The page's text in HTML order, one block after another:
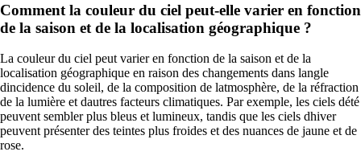
Comment la couleur du ciel peut-elle varier en fonction
de la saison et de la localisation géographique ?
La couleur du ciel peut varier en fonction de la saison et de la
localisation géographique en raison des changements dans langle
dincidence du soleil, de la composition de latmosphère, de la réfraction
de la lumière et dautres facteurs climatiques. Par exemple, les ciels dété
peuvent sembler plus bleus et lumineux, tandis que les ciels dhiver
peuvent présenter des teintes plus froides et des nuances de jaune et de
rose.